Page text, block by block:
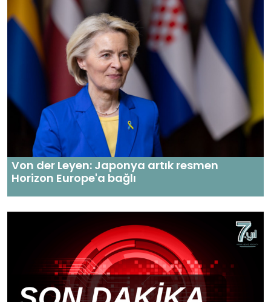
Von der Leyen: Japonya artık resmen
Horizon Europe'a bağlı